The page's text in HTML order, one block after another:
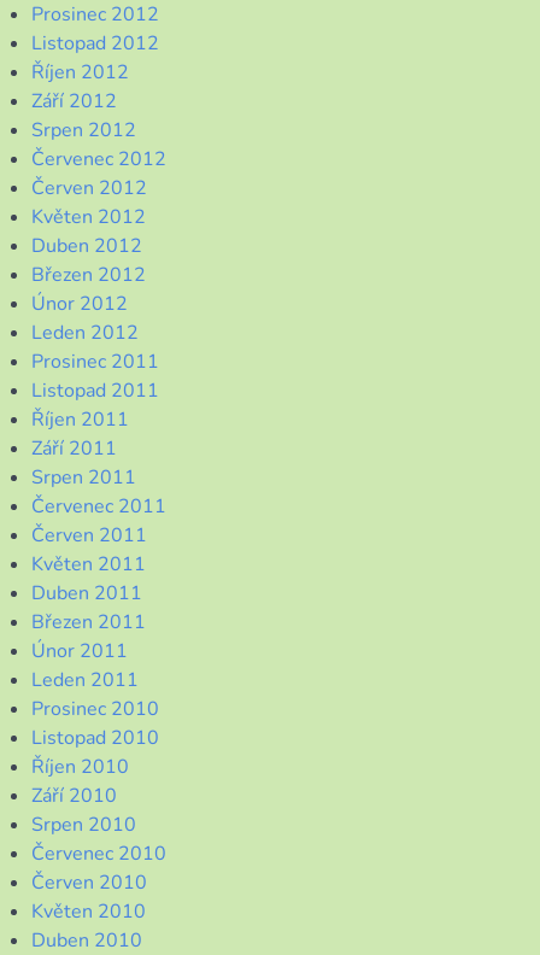
Prosinec 2012
Listopad 2012
Říjen 2012
Září 2012
Srpen 2012
Červenec 2012
Červen 2012
Květen 2012
Duben 2012
Březen 2012
Únor 2012
Leden 2012
Prosinec 2011
Listopad 2011
Říjen 2011
Září 2011
Srpen 2011
Červenec 2011
Červen 2011
Květen 2011
Duben 2011
Březen 2011
Únor 2011
Leden 2011
Prosinec 2010
Listopad 2010
Říjen 2010
Září 2010
Srpen 2010
Červenec 2010
Červen 2010
Květen 2010
Duben 2010